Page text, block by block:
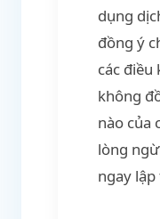
dụng
đồng ý
các điều
không
nào của
lòng
ngay